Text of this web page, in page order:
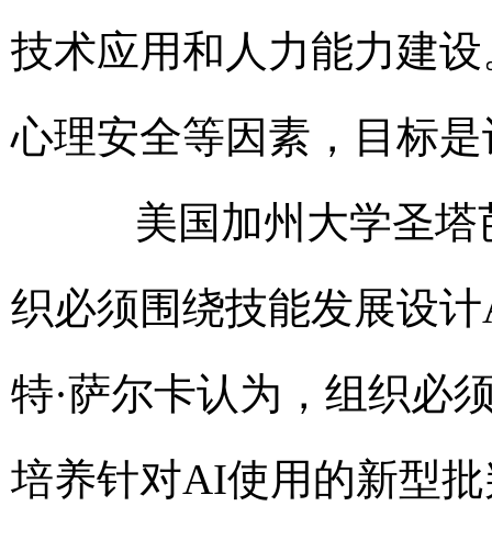
技术应用和人力能力建
心理安全等因素，目标
美国加州大学圣塔
织必须围绕技能发展设
特·萨尔卡认为，组织必
培养针对AI使用的新型